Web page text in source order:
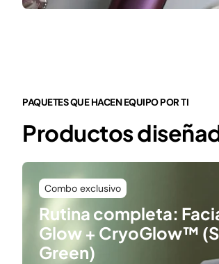
PAQUETES QUE HACEN EQUIPO POR TI
Productos
Combo exclusivo
Rutina completa:
Glow + CryoGlow™
Green)